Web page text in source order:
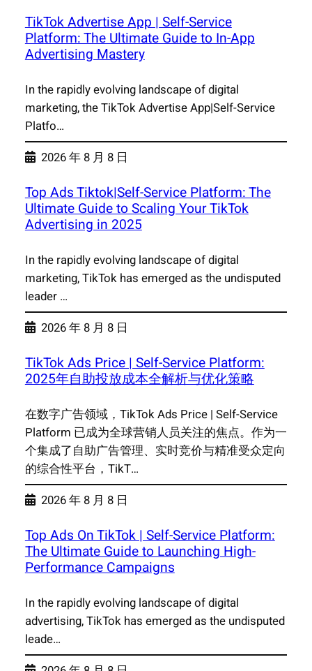
TikTok Advertise App | Self-Service
Platform: The Ultimate Guide to In-App
Advertising Mastery
In the rapidly evolving landscape of digital
marketing, the TikTok Advertise App|Self-Service
Platfo…
2026 年 8 月 8 日
Top Ads Tiktok|Self-Service Platform: The
Ultimate Guide to Scaling Your TikTok
Advertising in 2025
In the rapidly evolving landscape of digital
marketing, TikTok has emerged as the undisputed
leader …
2026 年 8 月 8 日
TikTok Ads Price | Self-Service Platform:
2025年自助投放成本全解析与优化策略
在数字广告领域，TikTok Ads Price | Self-Service
Platform 已成为全球营销人员关注的焦点。作为一
个集成了自助广告管理、实时竞价与精准受众定向
的综合性平台，TikT…
2026 年 8 月 8 日
Top Ads On TikTok | Self-Service Platform:
The Ultimate Guide to Launching High-
Performance Campaigns
In the rapidly evolving landscape of digital
advertising, TikTok has emerged as the undisputed
leade…